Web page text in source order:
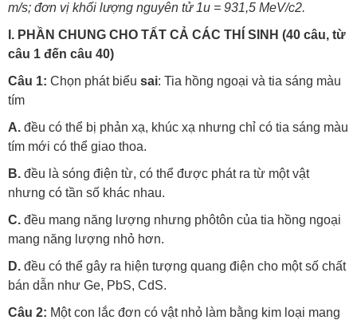
m/s; đơn vị khối lượng nguyên tử 1u = 931,5 MeV/c2.
I. PH Ầ N CHUNG CHO TẤT CẢ CÁC THÍ SINH (40 câu, từ
câu 1 đến câu 40)
Câu 1: Chọn phát biểu sai: Tia hồng ngoại và tia sáng màu
tím
A. đều có thể bị phản xạ, khúc xạ nhưng chỉ có tia sáng màu
tím mới có thể giao thoa.
B. đều là sóng điện từ, có thể được phát ra từ một vật
nhưng có tần số khác nhau.
C. đều mang năng lượng nhưng phôtôn của tia hồng ngoại
mang năng lượng nhỏ hơn.
D. đều có thể gây ra hiện tượng quang điện cho một số chất
bán dẫn như Ge, PbS, CdS.
Câu 2: Một con lắc đơn có vật nhỏ làm bằng kim loại mang